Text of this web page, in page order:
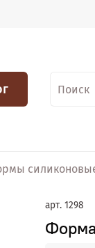
арт.1298